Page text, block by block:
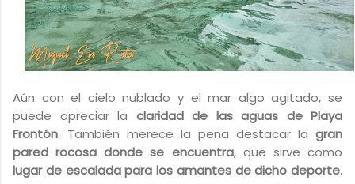
Aún con el cielo nublado y el mar algo agitado, se
puede apreciar la claridad de las aguas de Playa
Frontón. También merece la pena destacar la gran
pared rocosa donde se encuentra, que sirve como
lugar de escalada para los amantes de dicho deporte.